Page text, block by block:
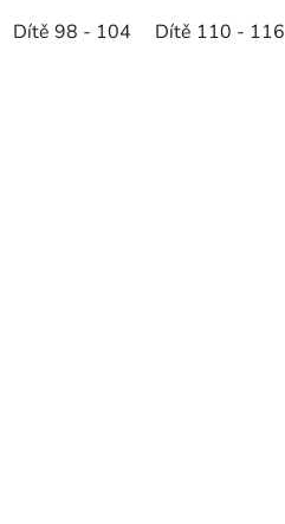
Dítě 98 - 104 Dítě 110 - 116